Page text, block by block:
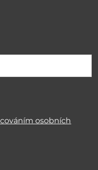
osobních